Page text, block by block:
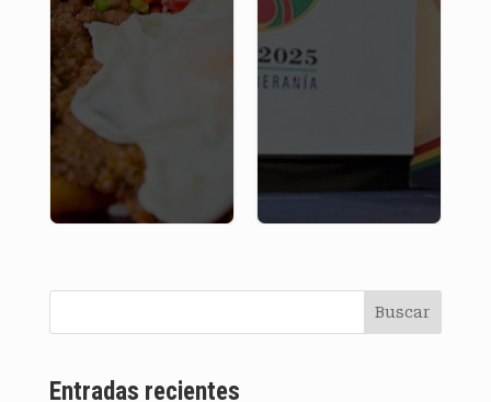
Buscar
Entradas recientes